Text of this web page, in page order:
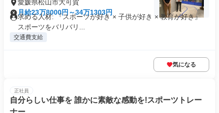
愛媛県松山市大可賀
月給23万8000円～34万1303円
求める人材: 『スポーツが好き × 子供が好き × 教育が好き』
スポーツをバリバリ...
交通費支給
気になる
正社員
自分らしい仕事を 誰かに素敵な感動を!スポーツトレー